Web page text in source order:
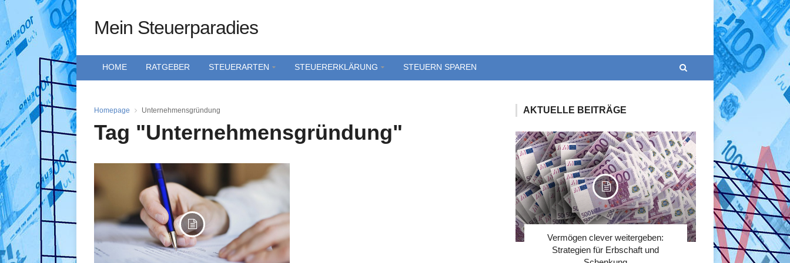
Mein Steuerparadies
HOME RATGEBER STEUERARTEN STEUERERKLÄRUNG STEUERN SPAREN
Homepage Unternehmensgründung
Tag "Unternehmensgründung"
AKTUELLE BEITRÄGE
Vermögen clever weitergeben:
Strategien für Erbschaft und